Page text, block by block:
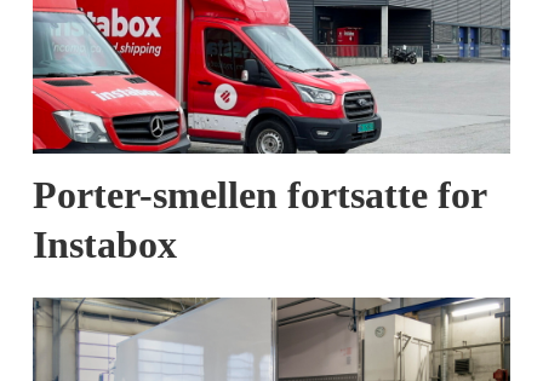
Porter-smellen fortsatte for
Instabox